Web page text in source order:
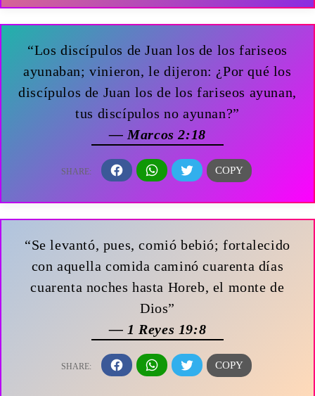
“Los discípulos de Juan los de los fariseos
ayunaban; vinieron, le dijeron: ¿Por qué los
discípulos de Juan los de los fariseos ayunan,
tus discípulos no ayunan?”
— Marcos 2:18
“Se levantó, pues, comió bebió; fortalecido
con aquella comida caminó cuarenta días
cuarenta noches hasta Horeb, el monte de
Dios”
— 1 Reyes 19:8